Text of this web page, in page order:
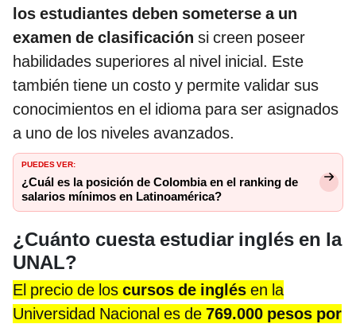
los estudiantes deben someterse a un
examen de clasificación si creen poseer
habilidades superiores al nivel inicial. Este
también tiene un costo y permite validar sus
conocimientos en el idioma para ser asignados
a uno de los niveles avanzados.
PUEDES VER:
¿Cuál es la posición de Colombia en el ranking de
salarios mínimos en Latinoamérica?
¿Cuánto cuesta estudiar inglés en la
UNAL?
El precio de los cursos de inglés en la
Universidad Nacional es de 769.000 pesos por